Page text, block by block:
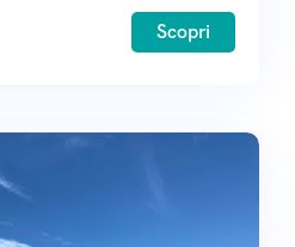
Scopri